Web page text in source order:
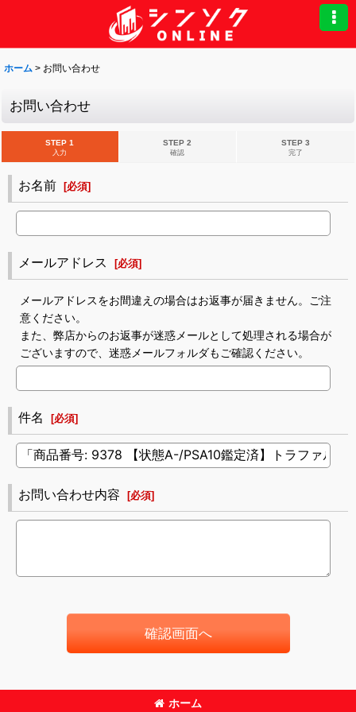
ホーム > お問い合わせ
お問い合わせ
STEP 1
入力
STEP 2
確認
STEP 3
完了
お名前 [必須]
メールアドレス [必須]
メールアドレスをお間違えの場合はお返事が届きません。ご注
意ください。
また、弊店からのお返事が迷惑メールとして処理される場合が
ございますので、迷惑メールフォルダもご確認ください。
件名 [必須]
お問い合わせ内容 [必須]
確認画面へ
ホーム